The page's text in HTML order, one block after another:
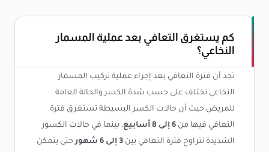
كم يستغرق التعافي بعد عملية المسمار
النخاعي؟
تجد أن فترة التعافي بعد إجراء عملية تركيب المسمار
النخاعي تختلف على حسب شدة الكسر والحالة العامة
للمريض حيث أن حالات الكسر البسيطة تستغرق فترة
التعافي فيها من 6 إلى 8 أسابيع
، بينما في حالات الكسور
الشديدة تتراوح فترة التعافي بين 3 إلى 6 شهور
حتى يتمكن